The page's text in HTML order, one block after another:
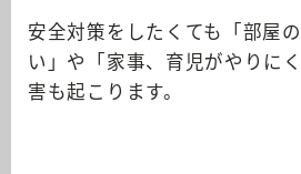
安全対策をしたくても「部屋
い」や「家事、育児がやりに
害も起こります。